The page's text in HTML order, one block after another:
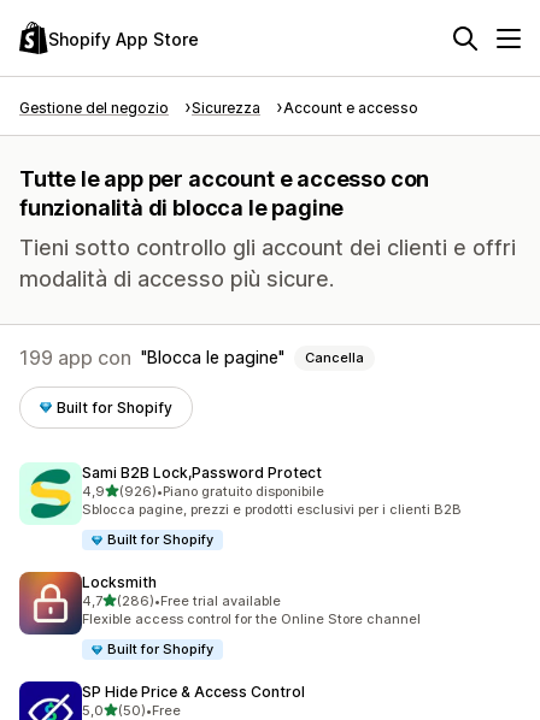
Shopify App Store
Gestione del negozio Sicurezza Account e accesso
Tutte le app per account e accesso con
funzionalità di blocca le pagine
Tieni sotto controllo gli account dei clienti e offri
modalità di accesso più sicure.
199 app con Blocca le pagine Cancella
Built for Shopify
Sami B2B Lock,Password Protect
4,9stelle su 5
(926)
926 recensioni totali
•Piano gratuito disponibile
Sblocca pagine, prezzi e prodotti esclusivi per i clienti B2B
Built for Shopify
Locksmith
4,7stelle su 5
(286)
286 recensioni totali
•Free trial available
Flexible access control for the Online Store channel
Built for Shopify
SP Hide Price & Access Control
5,0stelle su 5
(50)•Free